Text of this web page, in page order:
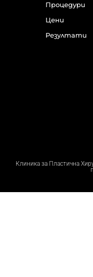
Процедури
Цени
Резултати
Клиника за Пластична